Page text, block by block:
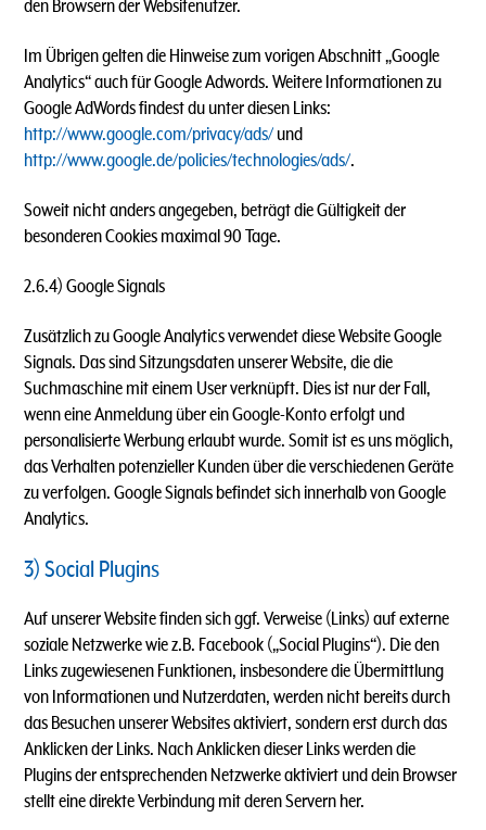
den Browsern der Websitenutzer.
Im Übrigen gelten die Hinweise zum vorigen Abschnitt „Google
Analytics“ auch für Google Adwords. Weitere Informationen zu
Google AdWords findest du unter diesen Links:
http://www.google.com/privacy/ads/ und
http://www.google.de/policies/technologies/ads/.
Soweit nicht anders angegeben, beträgt die Gültigkeit der
besonderen Cookies maximal 90 Tage.
2.6.4) Google Signals
Zusätzlich zu Google Analytics verwendet diese Website Google
Signals. Das sind Sitzungsdaten unserer Website, die die
Suchmaschine mit einem User verknüpft. Dies ist nur der Fall,
wenn eine Anmeldung über ein Google-Konto erfolgt und
personalisierte Werbung erlaubt wurde. Somit ist es uns möglich,
das Verhalten potenzieller Kunden über die verschiedenen Geräte
zu verfolgen. Google Signals befindet sich innerhalb von Google
Analytics.
3) Social Plugins
Auf unserer Website finden sich ggf. Verweise (Links) auf externe
soziale Netzwerke wie z.B. Facebook („Social Plugins“). Die den
Links zugewiesenen Funktionen, insbesondere die Übermittlung
von Informationen und Nutzerdaten, werden nicht bereits durch
das Besuchen unserer Websites aktiviert, sondern erst durch das
Anklicken der Links. Nach Anklicken dieser Links werden die
Plugins der entsprechenden Netzwerke aktiviert und dein Browser
stellt eine direkte Verbindung mit deren Servern her.